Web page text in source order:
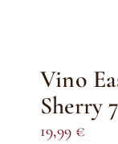
Vino
Sherry
19,99 €